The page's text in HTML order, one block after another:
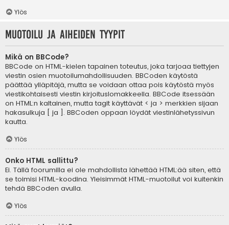
Ylös
Muotoilu ja aiheiden tyypit
Mikä on BBCode?
BBCode on HTML-kielen tapainen toteutus, joka tarjoaa tiettyjen
viestin osien muotoilumahdollisuuden. BBCoden käytöstä
päättää ylläpitäjä, mutta se voidaan ottaa pois käytöstä myös
viestikohtaisesti viestin kirjoituslomakkeella. BBCode itsessään
on HTML:n kaltainen, mutta tagit käyttävät < ja > merkkien sijaan
hakasulkuja [ ja ]. BBCoden oppaan löydät viestinlähetyssivun
kautta.
Ylös
Onko HTML sallittu?
Ei. Tällä foorumilla ei ole mahdollista lähettää HTML:ää siten, että
se toimisi HTML-koodina. Yleisimmät HTML-muotoilut voi kuitenkin
tehdä BBCoden avulla.
Ylös